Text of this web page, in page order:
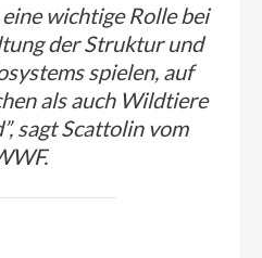
wichtige Rolle bei
der Struktur und
spielen, auf
als auch Wildtiere
sagt Scattolin vom